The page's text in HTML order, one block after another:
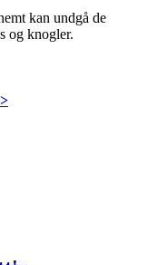
kan undgå de
og knogler.